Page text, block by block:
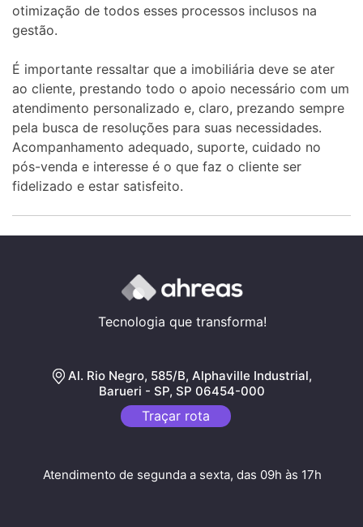
otimização de todos esses processos inclusos na
gestão.
É importante ressaltar que a imobiliária deve se ater
ao cliente, prestando todo o apoio necessário com um
atendimento personalizado e, claro, prezando sempre
pela busca de resoluções para suas necessidades.
Acompanhamento adequado, suporte, cuidado no
pós-venda e interesse é o que faz o cliente ser
fidelizado e estar satisfeito.
Tecnologia que transforma!
Al. Rio Negro, 585/B, Alphaville Industrial,
Barueri - SP, SP 06454-000
Traçar rota
Atendimento de segunda a sexta, das 09h às 17h